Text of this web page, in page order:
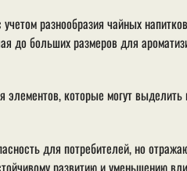
разнообразия чайных
до больших размеров для
элементов, которые могут
для потребителей, но
развитию и уменьшению